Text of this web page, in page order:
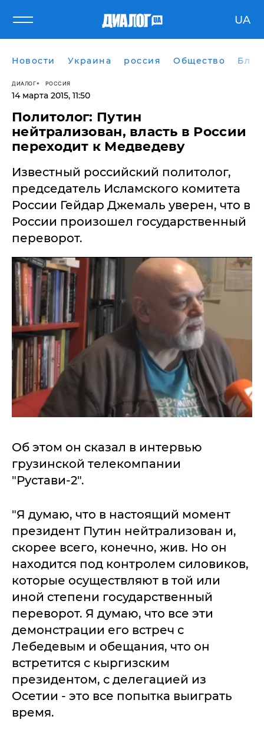
UA
Новости Украина россия Общество
ДИАЛОГ РОССИЯ
14 марта 2015, 11:50
Политолог: Путин
нейтрализован, власть в России
переходит к Медведеву
Известный российский политолог,
председатель Исламского комитета
России Гейдар Джемаль уверен, что в
России произошел государственный
переворот.
Об этом он сказал в интервью
грузинской телекомпании
"Рустави-2".
"Я думаю, что в настоящий момент
президент Путин нейтрализован и,
скорее всего, конечно, жив. Но он
находится под контролем силовиков,
которые осуществляют в той или
иной степени государственный
переворот. Я думаю, что все эти
демонстрации его встреч с
Лебедевым и обещания, что он
встретится с кыргизским
президентом, с делегацией из
Осетии - это все попытка выиграть
время.